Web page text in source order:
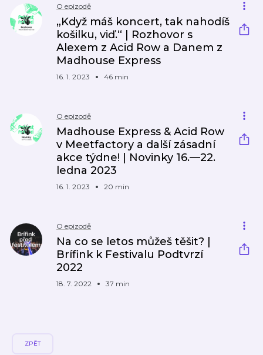
O epizodě
„Když máš koncert, tak nahodíš
košilku, viď.“ | Rozhovor s
Alexem z Acid Row a Danem z
Madhouse Express
16. 1. 2023 46 min
O epizodě
Madhouse Express & Acid Row
v Meetfactory a další zásadní
akce týdne! | Novinky 16.—22.
ledna 2023
16. 1. 2023 20 min
O epizodě
Na co se letos můžeš těšit? |
Brífink k Festivalu Podtvrzí
2022
18. 7. 2022 37 min
ZPĚT